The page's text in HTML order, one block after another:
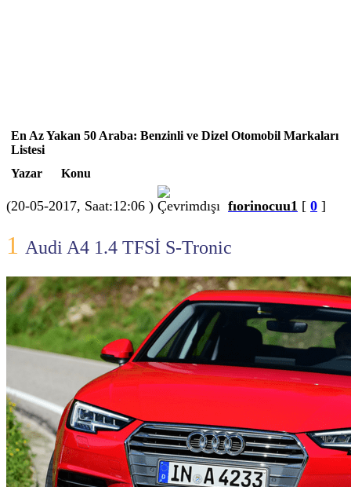
En Az Yakan 50 Araba: Benzinli ve Dizel Otomobil Markaları
Listesi
Yazar
Konu
(20-05-2017, Saat:12:06 ) fıorinocuu1 [ 0 ]
1 Audi A4 1.4 TFSİ S-Tronic